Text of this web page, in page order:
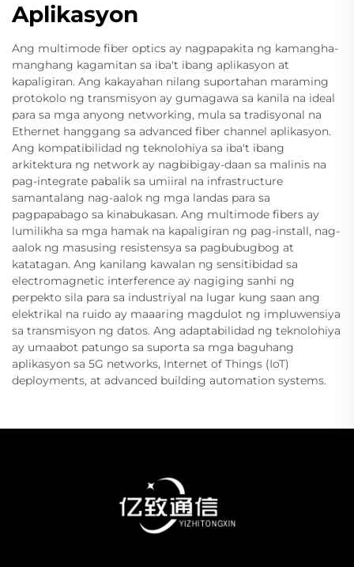
Aplikasyon
Ang multimode fiber optics ay nagpapakita ng kamangha-
manghang kagamitan sa iba't ibang aplikasyon at
kapaligiran. Ang kakayahan nilang suportahan maraming
protokolo ng transmisyon ay gumagawa sa kanila na ideal
para sa mga anyong networking, mula sa tradisyonal na
Ethernet hanggang sa advanced fiber channel aplikasyon.
Ang kompatibilidad ng teknolohiya sa iba't ibang
arkitektura ng network ay nagbibigay-daan sa malinis na
pag-integrate pabalik sa umiiral na infrastructure
samantalang nag-aalok ng mga landas para sa
pagpapabago sa kinabukasan. Ang multimode fibers ay
lumilikha sa mga hamak na kapaligiran ng pag-install, nag-
aalok ng masusing resistensya sa pagbubugbog at
katatagan. Ang kanilang kawalan ng sensitibidad sa
electromagnetic interference ay nagiging sanhi ng
perpekto sila para sa industriyal na lugar kung saan ang
elektrikal na ruido ay maaaring magdulot ng impluwensiya
sa transmisyon ng datos. Ang adaptabilidad ng teknolohiya
ay umaabot patungo sa suporta sa mga baguhang
aplikasyon sa 5G networks, Internet of Things (IoT)
deployments, at advanced building automation systems.